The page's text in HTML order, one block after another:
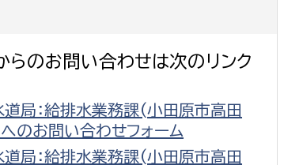
らのお問い合わせは次のリンク
道局：給排水業務課(小田原市高田
のお問い合わせフォーム
道局：給排水業務課(小田原市高田